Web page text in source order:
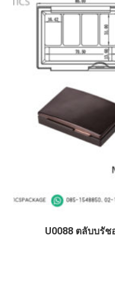
U0088 ตลับบรั